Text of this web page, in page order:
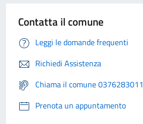
Contatta il comune
Leggi le domande frequenti
Richiedi Assistenza
Chiama il comune 0376283011
Prenota un appuntamento